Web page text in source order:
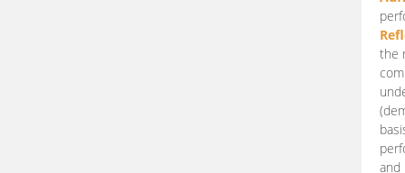
the
and